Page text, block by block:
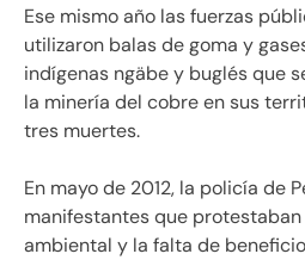
Ese mismo año las fuerzas
utilizaron balas de goma y
indígenas ngäbe y buglés que
la minería del cobre en sus
tres muertes.
En mayo de 2012, la policía de
manifestantes que
ambiental y la falta de